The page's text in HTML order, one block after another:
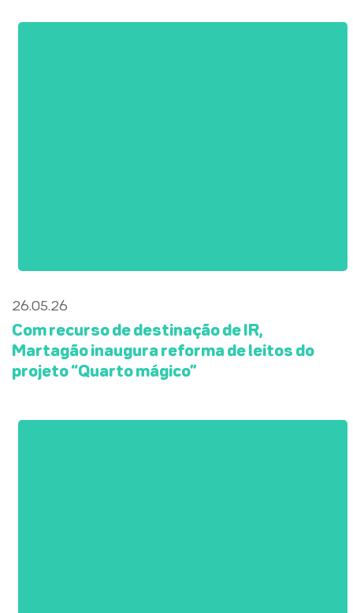
26.05.26
Com recurso de destinação de IR,
Martagão inaugura reforma de leitos do
projeto “Quarto mágico”